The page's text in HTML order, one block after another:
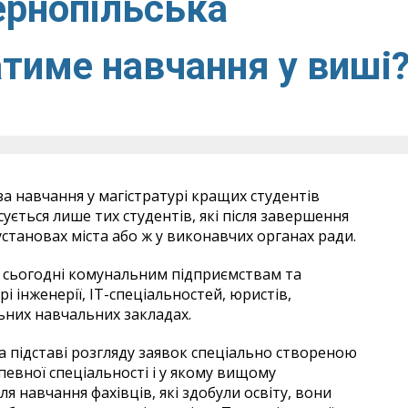
навчання у
у магістратурі кращих студентів
лише тих студентів, які після завершення
міста або ж у виконавчих органах ради.
сьогодні комунальним підприємствам та
ІТ-спеціальностей, юристів,
навчальних закладах.
розгляду заявок спеціально створеною
спеціальності і у якому вищому
навчання фахівців, які здобули освіту, вони